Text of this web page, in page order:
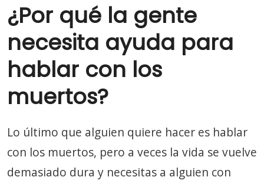
¿Por qué la gente
necesita ayuda para
hablar con los
muertos?
Lo último que alguien quiere hacer es hablar
con los muertos, pero a veces la vida se vuelve
demasiado dura y necesitas a alguien con